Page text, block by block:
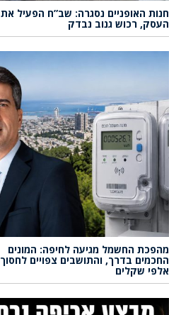
חנות האופניים נסגרה: שב”ח הפעיל את
העסק, רכוש גנוב נבדק
מהפכת החשמל מגיעה לחיפה: המונים
החכמים בדרך, והתושבים צפויים לחסוך
אלפי שקלים